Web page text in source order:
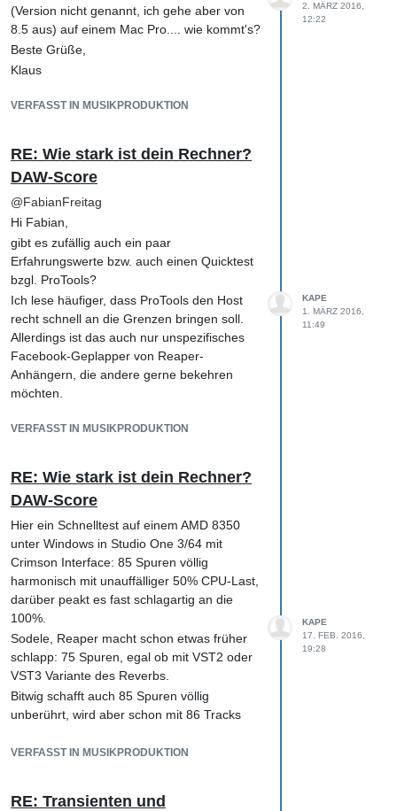
(Version nicht genannt, ich gehe aber von
8.5 aus) auf einem Mac Pro.... wie kommt's?
Beste Grüße,
Klaus
VERFASST IN MUSIKPRODUKTION
2. MÄRZ 2016,
12:22
RE: Wie stark ist dein Rechner?
DAW-Score
@FabianFreitag
Hi Fabian,
gibt es zufällig auch ein paar
Erfahrungswerte bzw. auch einen Quicktest
bzgl. ProTools?
Ich lese häufiger, dass ProTools den Host
recht schnell an die Grenzen bringen soll.
Allerdings ist das auch nur unspezifisches
Facebook-Geplapper von Reaper-
Anhängern, die andere gerne bekehren
möchten.
VERFASST IN MUSIKPRODUKTION
KAPE
1. MÄRZ 2016,
11:49
RE: Wie stark ist dein Rechner?
DAW-Score
Hier ein Schnelltest auf einem AMD 8350
unter Windows in Studio One 3/64 mit
Crimson Interface: 85 Spuren völlig
harmonisch mit unauffälliger 50% CPU-Last,
darüber peakt es fast schlagartig an die
100%.
Sodele, Reaper macht schon etwas früher
schlapp: 75 Spuren, egal ob mit VST2 oder
VST3 Variante des Reverbs.
Bitwig schafft auch 85 Spuren völlig
unberührt, wird aber schon mit 86 Tracks
Mauszeiger fängt an zu ruckeln. Schon
VERFASST IN MUSIKPRODUKTION
KAPE
17. FEB. 2016,
19:28
RE: Transienten und